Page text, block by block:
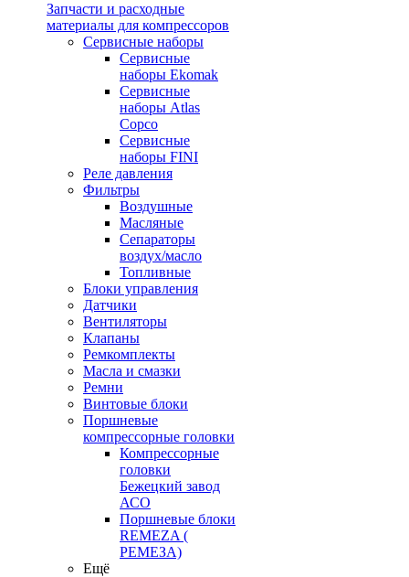
Запчасти и расходные
материалы для компрессоров
Cервисные наборы
Сервисные
наборы Ekomak
Cервисные
наборы Atlas
Copco
Сервисные
наборы FINI
Реле давления
Фильтры
Воздушные
Масляные
Сепараторы
воздух/масло
Топливные
Блоки управления
Датчики
Вентиляторы
Клапаны
Ремкомплекты
Масла и смазки
Ремни
Винтовые блоки
Поршневые
компрессорные головки
Компрессорные
головки
Бежецкий завод
АСО
Поршневые блоки
REMEZA (
РЕМЕЗА)
Ещё